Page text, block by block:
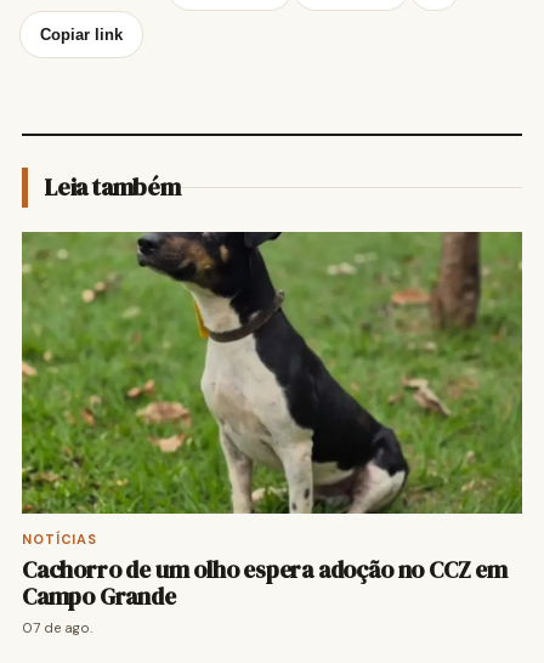
Copiar link
Leia também
NOTÍCIAS
Cachorro de um olho espera adoção no CCZ em
Campo Grande
07 de ago.